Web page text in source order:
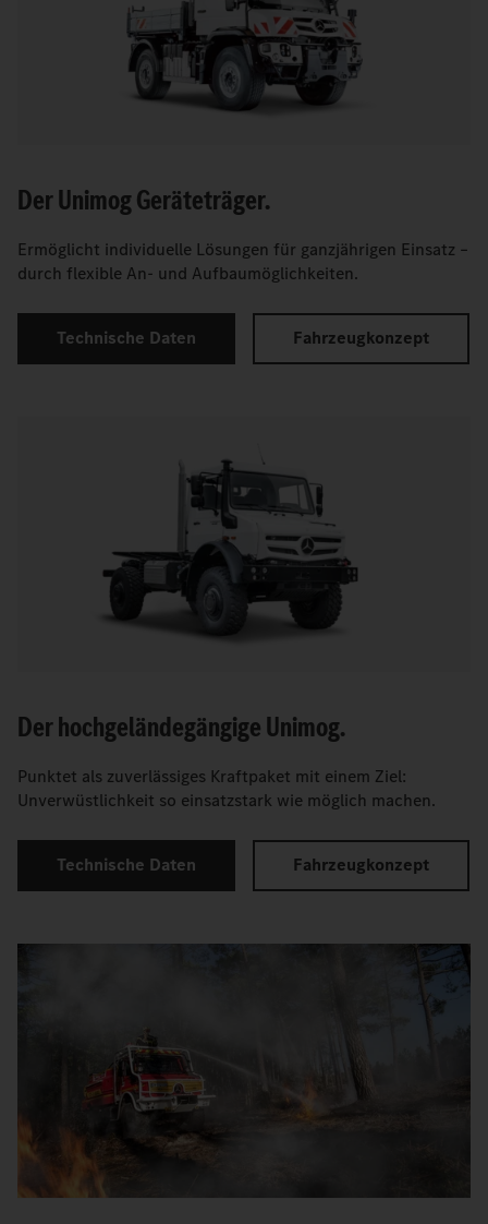
Der Unimog Geräteträger.
Ermöglicht individuelle Lösungen für ganzjährigen Einsatz –
durch flexible An- und Aufbaumöglichkeiten.
Technische Daten Fahrzeugkonzept
Der hochgeländegängige Unimog.
Punktet als zuverlässiges Kraftpaket mit einem Ziel:
Unverwüstlichkeit so einsatzstark wie möglich machen.
Technische Daten Fahrzeugkonzept